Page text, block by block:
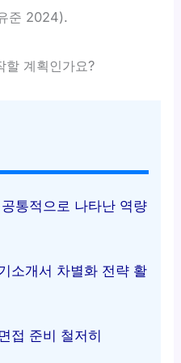
준 2024).
할 계획인가요?
통적으로 나타난 역량
소개서 차별화 전략 활
접 준비 철저히